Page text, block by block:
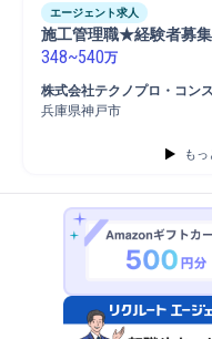
エージェント求人
施工管理職★経験者募
348~540万
株式会社テクノプロ・コン
兵庫県神戸市
もっ